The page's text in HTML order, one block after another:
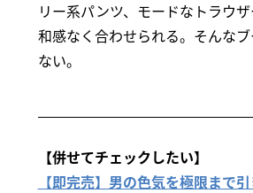
リー系パンツ、モードなトラウ
和感なく合わせられる。そんな
ない。
【併せてチェックしたい】
【即完売】男の色気を極限まで